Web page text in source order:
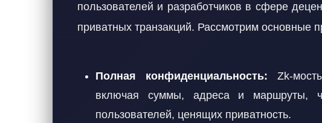
пользователей и разработчиков в сфере
приватных транзакций. Рассмотрим основные
Полная конфиденциальность: Zk-
включая суммы, адреса и маршруты,
пользователей, ценящих приватность.